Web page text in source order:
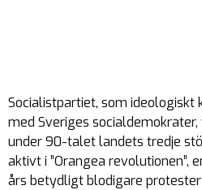
Socialistpartiet, som
med Sveriges
under 90-talet landets tredje
aktivt i ”Orangea revolutionen”,
års betydligt blodigare